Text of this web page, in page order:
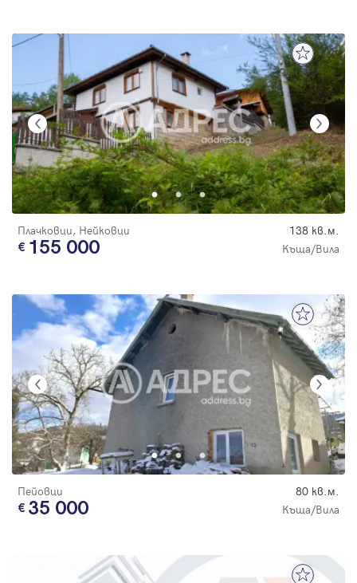
Плачковци, Нейковци 138 кв.м.
155 000 Къща/Вила
Пейовци 80 кв.м.
35 000 Къща/Вила